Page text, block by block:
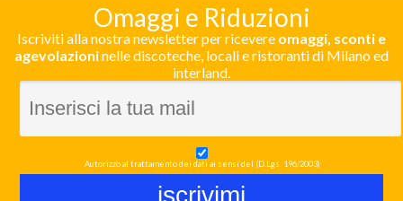
Omaggi e Riduzioni
Iscriviti alla nostra newsletter per ricevere omaggi, sconti e
agevolazioninelle discoteche, locali e ristoranti di Milano ed
interland.
Autorizzo al trattamento dei dati ai sensi del (D.Lgs. 196/2003)